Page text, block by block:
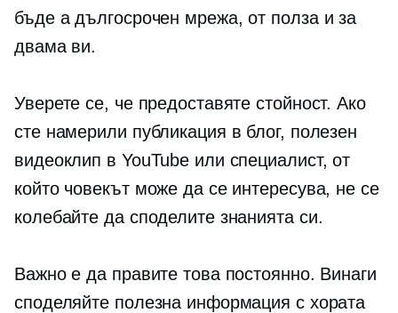
бъде aдългосрочен мрежа, от полза и за
двама ви.
Уверете се, че предоставяте стойност. Ако
сте намерили публикация в блог, полезен
видеоклип в YouTube или специалист, от
който човекът може да се интересува, не се
колебайте да споделите знанията си.
Важно е да правите това постоянно. Винаги
споделяйте полезна информация с хората